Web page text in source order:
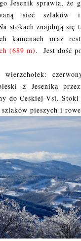
Jesenik sprawia, że
sieć szlaków
stokach znajdują się
kamenach oraz
(689 m). Jest dość
wierzchołek:
z Jesenika
do Českiej Vsi.
szlaków pieszych i